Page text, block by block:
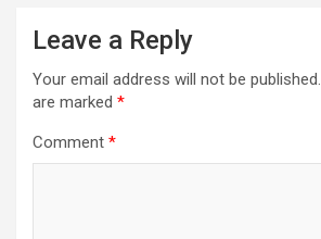
Leave a Reply
Your email address will not be published.
are marked *
Comment *